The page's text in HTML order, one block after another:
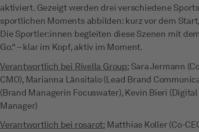
aktiviert. Gezeigt werden drei verschiedene
sportlichen Moments abbilden: kurz vor dem
Die Sportler:innen begleiten diese Szenen mit
Go.“ – klar im Kopf, aktiv im Moment.
Verantwortlich bei Rivella Group:Sara Jermann
CMO), Marianna Länsitalo (Lead Brand
(Brand Managerin Focuswater), Kevin Bieri
Manager)
Verantwortlich bei rosarot: Matthias Koller (Co-